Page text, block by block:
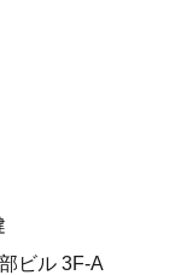
ビル 3F-A